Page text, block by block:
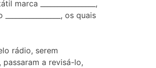
________________,
os quais
rádio, serem
a revisá-lo,